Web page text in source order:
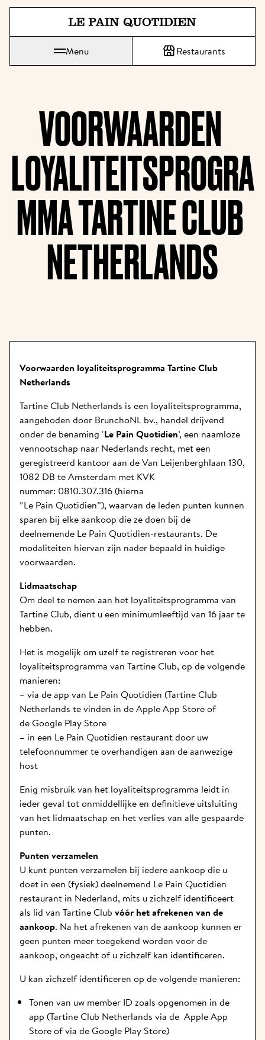
Spring direct naar de
Le Pain Quotidien betekent Het Dagelijks Brood
Menu Restaurants
VOORWAARDEN
LOYALITEITSPROGRA
MMA TARTINE CLUB
NETHERLANDS
Voorwaarden loyaliteitsprogramma Tartine Club
Netherlands
Tartine Club Netherlands is een loyaliteitsprogramma,
aangeboden door BrunchoNL bv., handel drijvend
onder de benaming ‘Le Pain Quotidien’, een naamloze
vennootschap naar Nederlands recht, met een
geregistreerd kantoor aan de Van Leijenberghlaan 130,
1082 DB te Amsterdam met KVK
nummer: 0810.307.316 (hierna
“Le Pain Quotidien”), waarvan de leden punten kunnen
sparen bij elke aankoop die ze doen bij de
deelnemende Le Pain Quotidien-restaurants. De
modaliteiten hiervan zijn nader bepaald in huidige
voorwaarden.
Lidmaatschap
Om deel te nemen aan het loyaliteitsprogramma van
Tartine Club, dient u een minimumleeftijd van 16 jaar te
hebben.
Het is mogelijk om uzelf te registreren voor het
loyaliteitsprogramma van Tartine Club, op de volgende
manieren:
– via de app van Le Pain Quotidien (Tartine Club
Netherlands te vinden in de Apple App Store of
de Google Play Store
– in een Le Pain Quotidien restaurant door uw
telefoonnummer te overhandigen aan de aanwezige
host
Enig misbruik van het loyaliteitsprogramma leidt in
ieder geval tot onmiddellijke en definitieve uitsluiting
van het lidmaatschap en het verlies van alle gespaarde
punten.
Punten verzamelen
U kunt punten verzamelen bij iedere aankoop die u
doet in een (fysiek) deelnemend Le Pain Quotidien
restaurant in Nederland, mits u zichzelf identificeert
als lid van Tartine Club vóór het afrekenen van de
aankoop. Na het afrekenen van de aankoop kunnen er
geen punten meer toegekend worden voor de
aankoop, ongeacht of u zichzelf kan identificeren.
U kan zichzelf identificeren op de volgende manieren:
Tonen van uw member ID zoals opgenomen in de
app (Tartine Club Netherlands via de Apple App
Store of via de Google Play Store)